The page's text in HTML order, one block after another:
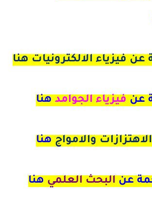
فيزياء الجوامد هنا
الاهتزازات والامواج هنا
البحث العلمي هنا